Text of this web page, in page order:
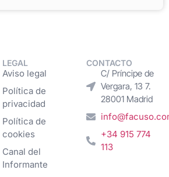
LEGAL
Aviso legal
Política de
privacidad
Política de
cookies
Canal del
Informante
CONTACTO
C/ Príncipe de
Vergara, 13 7.
28001 Madrid
+34 915 774
113